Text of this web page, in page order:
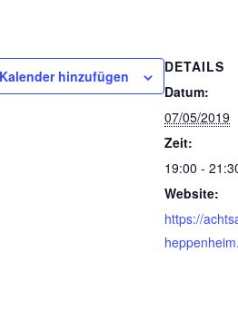
hinzufügen
DETAILS
Datum:
07/05/2019
Zeit:
19:00 -
Website:
https://